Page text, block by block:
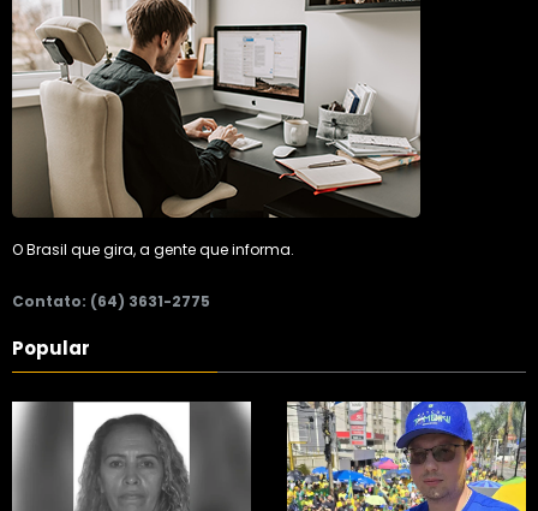
O Brasil que gira, a gente que informa.
Contato: (64) 3631-2775
Popular